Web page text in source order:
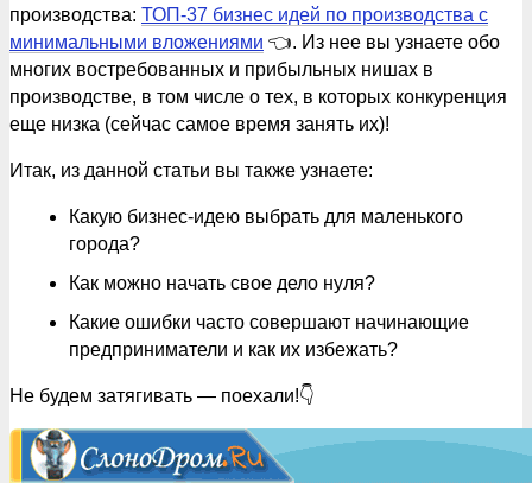
производства: ТОП-37 бизнес идей по производства с
минимальными вложениями 👈. Из нее вы узнаете обо
многих востребованных и прибыльных нишах в
производстве, в том числе о тех, в которых конкуренция
еще низка (сейчас самое время занять их)!
Итак, из данной статьи вы также узнаете:
Какую бизнес-идею выбрать для маленького
города?
Как можно начать свое дело нуля?
Какие ошибки часто совершают начинающие
предприниматели и как их избежать?
Не будем затягивать — поехали!👇